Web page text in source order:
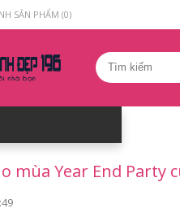
SẢN PHẨM (0)
mùa Year End Party